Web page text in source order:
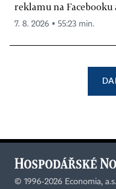
reklamu na Facebooku
7. 8. 2026 ▪ 55:23 min.
© 1996-2026 Economia, a.s.